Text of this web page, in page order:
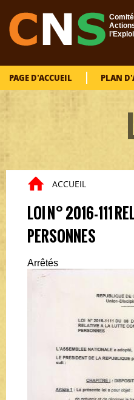
PAGE D'ACCUEIL PLAN
Vous êtes ici
ACCUEIL
LOI N° 2016-111
PERSONNES
Arrêtés